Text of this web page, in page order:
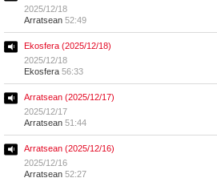
2025/12/18
Arratsean 52:49
Ekosfera (2025/12/18)
2025/12/18
Ekosfera 56:33
Arratsean (2025/12/17)
2025/12/17
Arratsean 51:44
Arratsean (2025/12/16)
2025/12/16
Arratsean 52:27